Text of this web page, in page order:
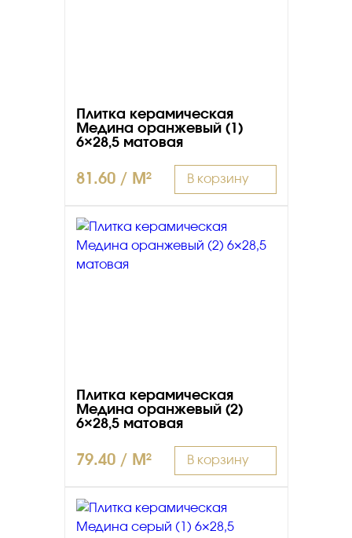
Плитка керамическая
Медина оранжевый (1)
6×28,5 матовая
81.60 / M² В корзину
Плитка керамическая
Медина оранжевый (2)
6×28,5 матовая
79.40 / M² В корзину